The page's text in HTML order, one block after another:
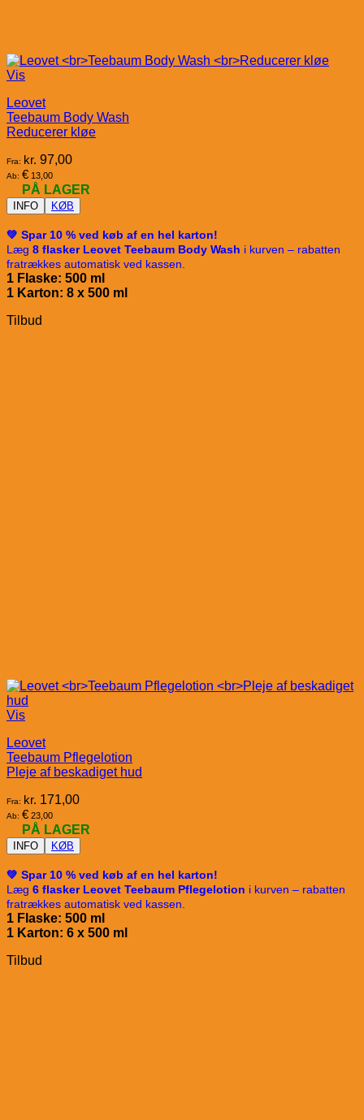
Vis
Leovet
Teebaum Body Wash
Reducerer kløe
Fra: kr. 97,00
Ab: € 13,00
PÅ LAGER
INFO KØB
💚 Spar 10 % ved køb af en hel karton!
Læg 8 flasker Leovet Teebaum Body Wash i kurven – rabatten
fratrækkes automatisk ved kassen.
1 Flaske: 500 ml
1 Karton: 8 x 500 ml
Tilbud
Vis
Leovet
Teebaum Pflegelotion
Pleje af beskadiget hud
Fra: kr. 171,00
Ab: € 23,00
PÅ LAGER
INFO KØB
💚 Spar 10 % ved køb af en hel karton!
Læg 6 flasker Leovet Teebaum Pflegelotion i kurven – rabatten
fratrækkes automatisk ved kassen.
1 Flaske: 500 ml
1 Karton: 6 x 500 ml
Tilbud